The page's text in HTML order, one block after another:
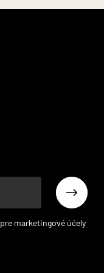
pre marketingové účely